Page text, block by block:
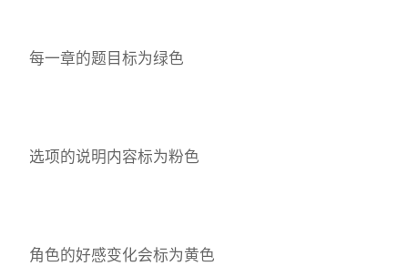
每一章的题目标为绿色
选项的说明内容标为粉色
角色的好感变化会标为黄色